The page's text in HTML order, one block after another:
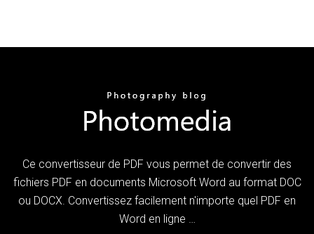
Ce convertisseur de PDF vous permet de convertir des
fichiers PDF en documents Microsoft Word au format DOC
ou DOCX. Convertissez facilement n'importe quel PDF en
Word en ligne …